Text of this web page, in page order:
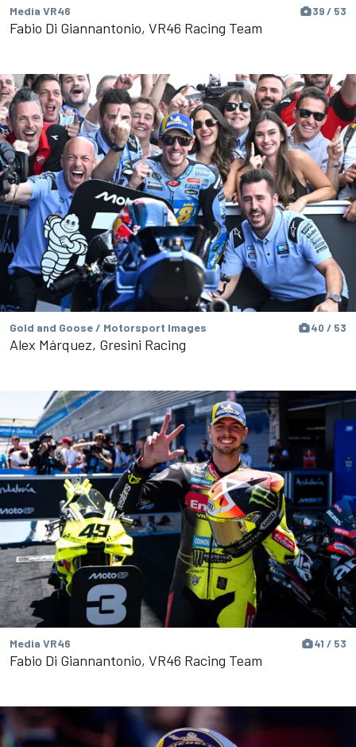
Media VR46 39 / 53
Fabio Di Giannantonio, VR46 Racing Team
Gold and Goose / Motorsport Images 40 / 53
Alex Márquez, Gresini Racing
Media VR46 41 / 53
Fabio Di Giannantonio, VR46 Racing Team